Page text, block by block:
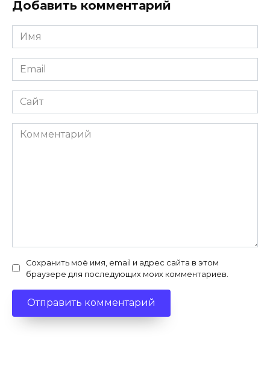
Добавить комментарий
Имя
*
Email
*
Сайт
Комментарий
Сохранить моё имя, email и адрес сайта в этом
браузере для последующих моих комментариев.